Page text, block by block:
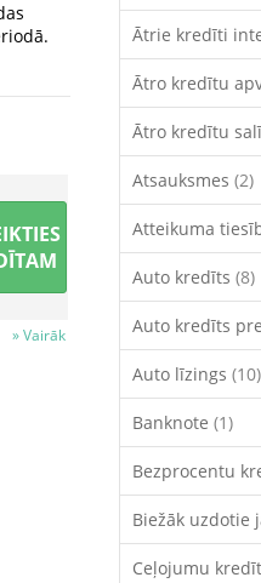
» Vairāk
Ātrie kredīti
Ātro kredītu
Ātro kredītu
Atsauksmes (2)
Atteikuma
Auto kredīts (8)
Auto kredīts
Auto līzings (10)
Banknote (1)
Bezprocentu
Biežāk uzdotie
Ceļojumu